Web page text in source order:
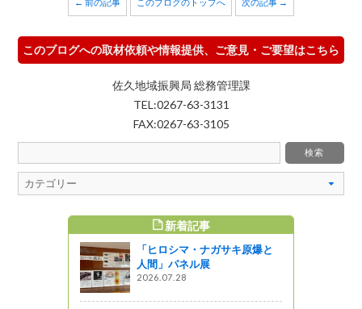
このブログへの取材依頼や情報提供、ご意見・ご要望はこちら
佐久地域振興局 総務管理課
TEL:0267-63-3131
FAX:0267-63-3105
新着記事
「ヒロシマ・ナガサキ原爆と
人間」パネル展
2026.07.28